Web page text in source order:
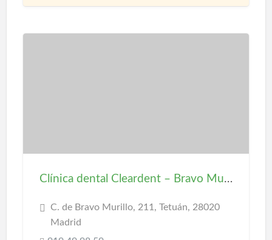
Clínica dental Cleardent – Bravo Murillo
C. de Bravo Murillo, 211, Tetuán, 28020
Madrid